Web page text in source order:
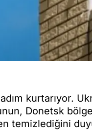
kurtarıyor.
Donetsk
temizlediğini